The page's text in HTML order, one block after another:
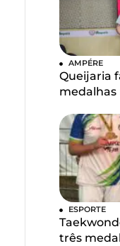
AMPÉRE
Queijaria
medalhas
ESPORTE
três